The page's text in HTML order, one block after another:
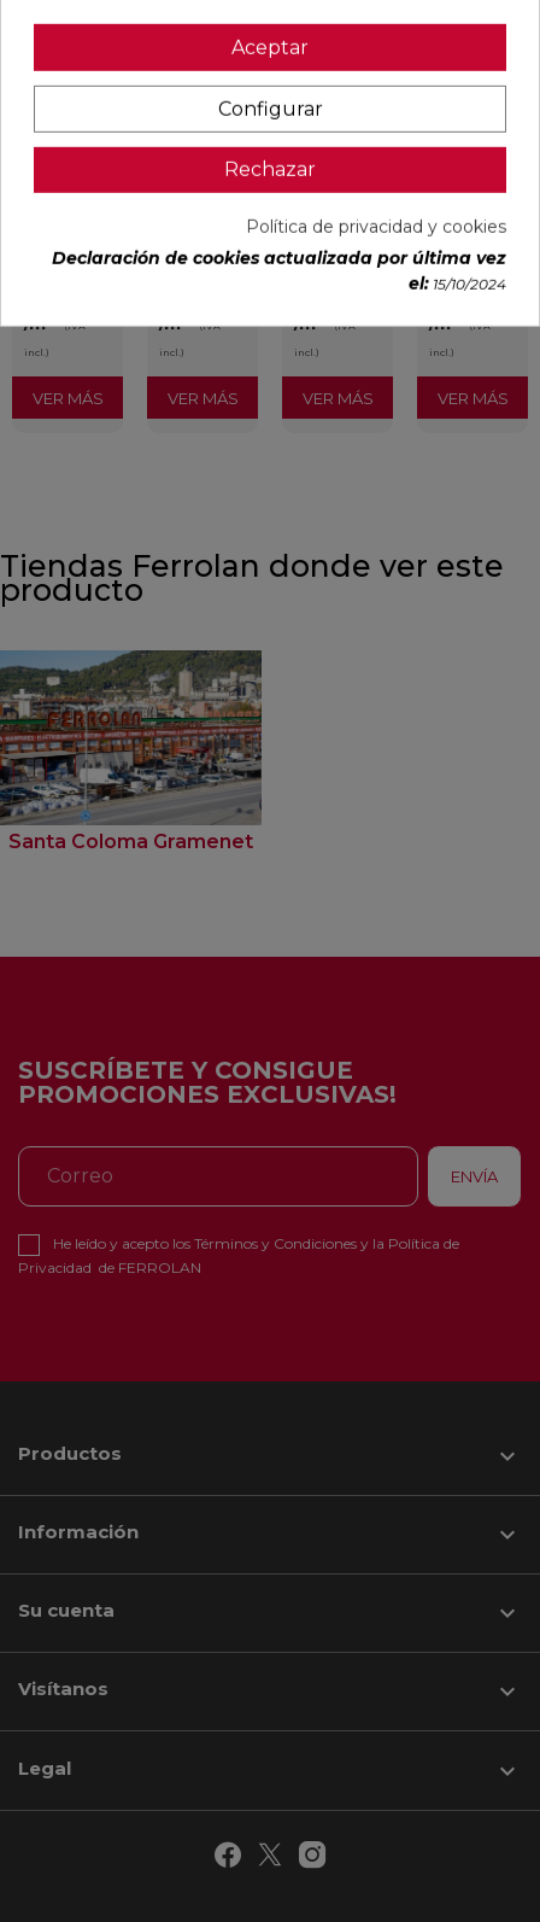
ALAPLANA
GREY MATE
/m²
(IVA
incl.)
favorite
VER MÁS
VERONA
WHITE MATE
RECTIFICADO
Colorker
/m²
(IVA
incl.)
favorite
VER MÁS
KAWAII GREY
31,6X100
RECTIFICADO
Ref:
Colorker
/m²
(IVA
incl.)
favorite
VER MÁS
PALOMASTONE
33,3X100
Ref:
TAU
PVP
/m²
(IVA
incl.)
favorite
VER MÁS
Tiendas Ferrolan donde ver este
producto
Santa Coloma Gramenet
SUSCRÍBETE Y CONSIGUE
PROMOCIONES EXCLUSIVAS!
He leído y acepto los Términos y Condiciones y la Política de
Privacidad de FERROLAN
Productos 
Información 
Su cuenta 
Visítanos keyboard_arrow_down
Legal 
Aceptar
Configurar
Rechazar
Política de privacidad y cookies
Declaración de cookies actualizada por última vez
el: 15/10/2024